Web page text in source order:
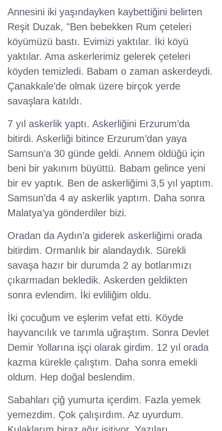
Annesini iki yaşındayken kaybettiğini belirten
Reşit Duzak, "Ben bebekken Rum çeteleri
köyümüzü bastı. Evimizi yaktılar. İki köyü
yaktılar. Ama askerlerimiz gelerek çeteleri
köyden temizledi. Babam o zaman askerdeydi.
Çanakkale’de olmak üzere birçok yerde
savaşlara katıldı.
7 yıl askerlik yaptı. Askerliğini Erzurum’da
bitirdi. Askerliği bitince Erzurum’dan yaya
Samsun’a 30 günde geldi. Annem öldüğü için
beni bir yakınım büyüttü. Babam gelince yeni
bir ev yaptık. Ben de askerliğimi 3,5 yıl yaptım.
Samsun’da 4 ay askerlik yaptım. Daha sonra
Malatya’ya gönderdiler bizi.
Oradan da Aydın’a giderek askerliğimi orada
bitirdim. Ormanlık bir alandaydık. Sürekli
savaşa hazır bir durumda 2 ay botlarımızı
çıkarmadan bekledik. Askerden geldikten
sonra evlendim. İki evliliğim oldu.
İki çocuğum ve eşlerim vefat etti. Köyde
hayvancılık ve tarımla uğraştım. Sonra Devlet
Demir Yollarına işçi olarak girdim. 12 yıl orada
kazma kürekle çalıştım. Daha sonra emekli
oldum. Hep doğal beslendim.
Sabahları çiğ yumurta içerdim. Fazla yemek
yemezdim. Çok çalışırdım. Az uyurdum.